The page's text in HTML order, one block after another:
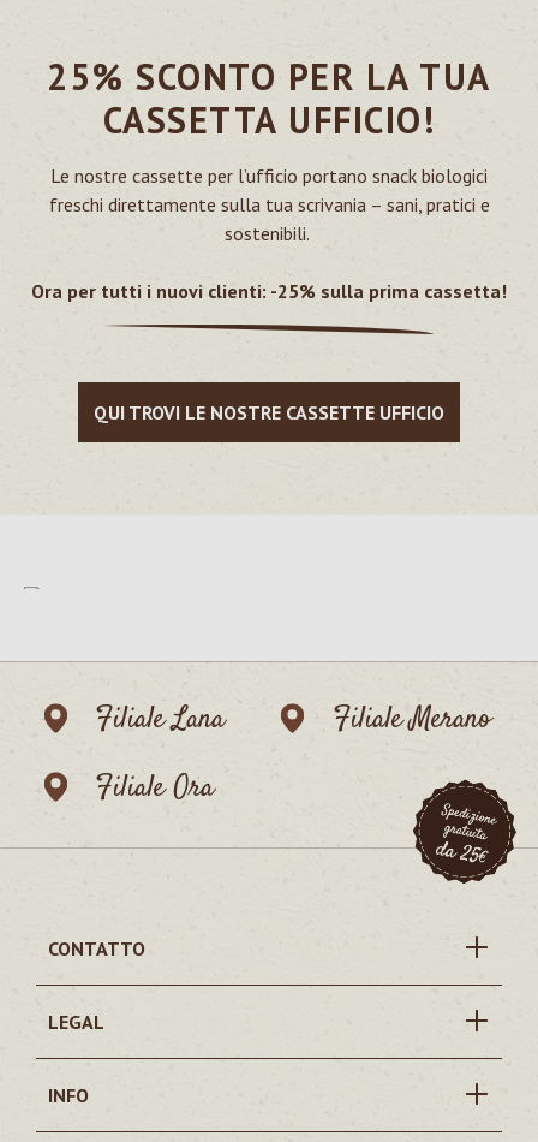
25% SCONTO PER LA TUA
CASSETTA UFFICIO!
Le nostre cassette per l’ufficio portano snack biologici
freschi direttamente sulla tua scrivania – sani, pratici e
sostenibili.
Ora per tutti i nuovi clienti: -25% sulla prima cassetta!
QUI TROVI LE NOSTRE CASSETTE UFFICIO
Filiale Lana
Filiale Merano
Filiale Ora
CONTATTO
LEGAL
INFO